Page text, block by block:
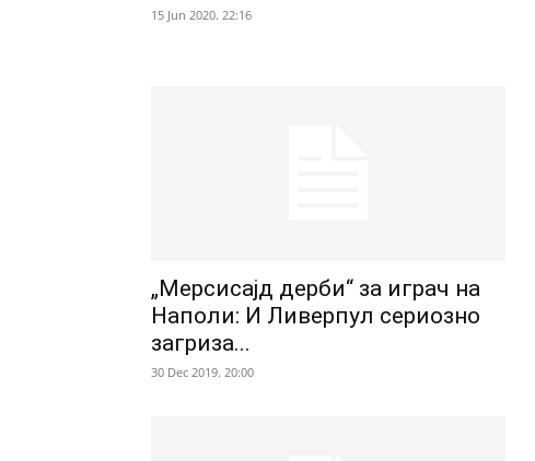
15 Jun 2020. 22:16
„Мерсисајд дерби“ за играч на
Наполи: И Ливерпул сериозно
загриза...
30 Dec 2019. 20:00